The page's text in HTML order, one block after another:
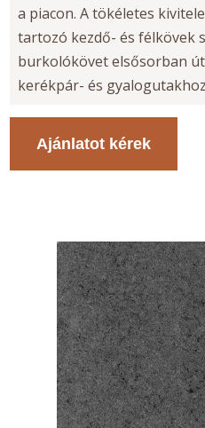
a piacon. A tökéletes
tartozó kezdő- és félkövek
burkolókövet elsősorban
kerékpár- és
Ajánlatot kérek